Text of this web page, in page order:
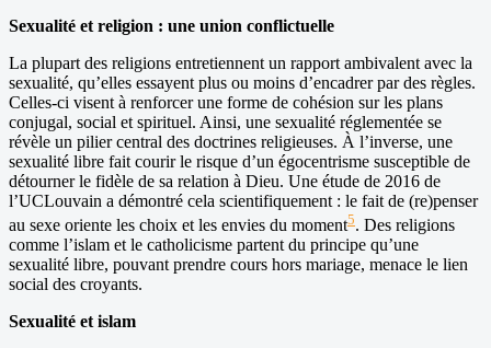
Sexualité et religion : une union conflictuelle
La plupart des religions entretiennent un rapport ambivalent avec la
sexualité, qu’elles essayent plus ou moins d’encadrer par des règles.
Celles-ci visent à renforcer une forme de cohésion sur les plans
conjugal, social et spirituel. Ainsi, une sexualité réglementée se
révèle un pilier central des doctrines religieuses. À l’inverse, une
sexualité libre fait courir le risque d’un égocentrisme susceptible de
détourner le fidèle de sa relation à Dieu. Une étude de 2016 de
l’UCLouvain a démontré cela scientifiquement : le fait de (re)penser
au sexe oriente les choix et les envies du moment5. Des religions
comme l’islam et le catholicisme partent du principe qu’une
sexualité libre, pouvant prendre cours hors mariage, menace le lien
social des croyants.
Sexualité et islam